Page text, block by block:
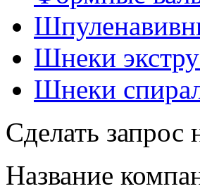
Шнеки
Шнеки
Сделать
Название